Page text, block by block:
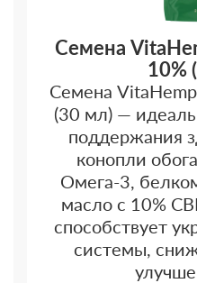
Семена
10%
Семена
(30 мл) —
поддержания
конопли
Омега-3,
масло с 10%
способствует
системы,